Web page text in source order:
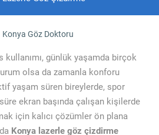
Konya Göz Doktoru
kullanımı, günlük yaşamda birçok
olsa da zamanla konforu
yaşam süren bireylerde, spor
ekran başında çalışan kişilerde
için kalıcı çözümler ön plana
Konya lazerle göz çizdirme